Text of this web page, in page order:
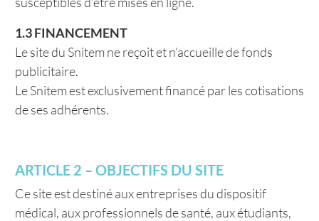
1.3 FINANCEMENT
Le site du Snitem ne reçoit et n’accueille de fonds
publicitaire.
Le Snitem est exclusivement financé par les cotisations
de ses adhérents.
ARTICLE 2 – OBJECTIFS DU SITE
Ce site est destiné aux entreprises du dispositif
médical, aux professionnels de santé, aux étudiants,